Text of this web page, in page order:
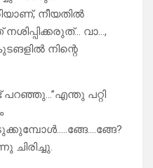
നീയതിൽ
നശിപ്പിക്കരുത്… വാ…,
നിന്റെ
പറഞ്ഞു…”എന്തു പറ്റി
ചിരിച്ചു.